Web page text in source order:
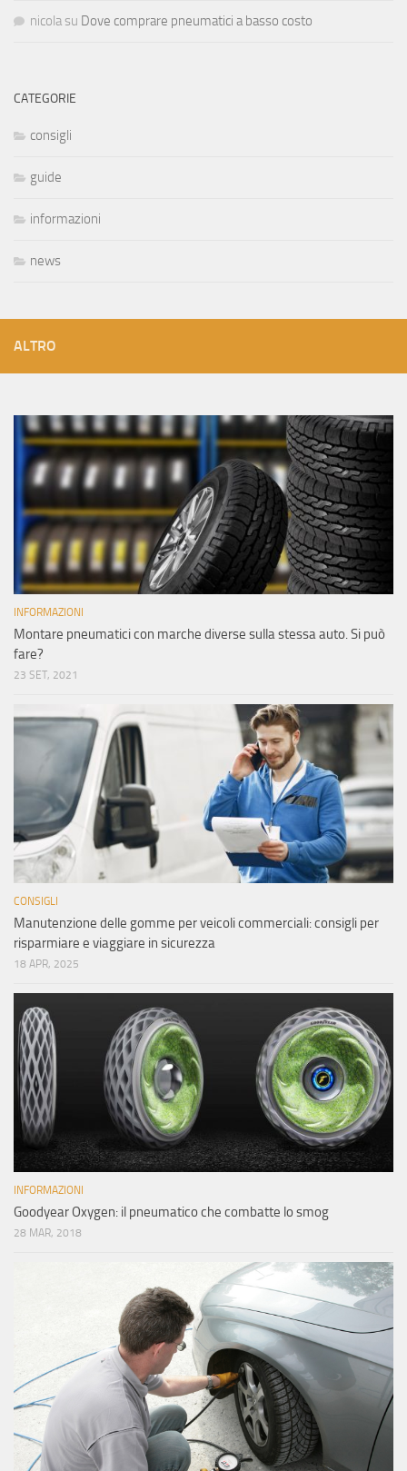
nicola su Dove comprare pneumatici a basso costo
CATEGORIE
consigli
guide
informazioni
news
ALTRO
INFORMAZIONI
Montare pneumatici con marche diverse sulla stessa auto. Si può
fare?
23 SET, 2021
CONSIGLI
Manutenzione delle gomme per veicoli commerciali: consigli per
risparmiare e viaggiare in sicurezza
18 APR, 2025
INFORMAZIONI
Goodyear Oxygen: il pneumatico che combatte lo smog
28 MAR, 2018